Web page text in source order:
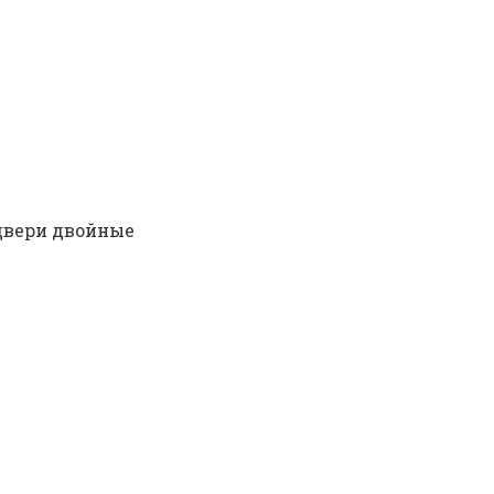
двойные